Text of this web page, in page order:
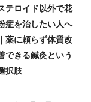
テロイド以外で花
症を治したい人へ
薬に頼らず体質改
できる鍼灸という
択肢